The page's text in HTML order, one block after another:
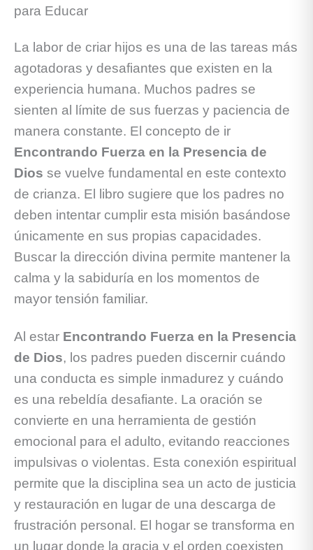
para Educar
La labor de criar hijos es una de las tareas más
agotadoras y desafiantes que existen en la
experiencia humana. Muchos padres se
sienten al límite de sus fuerzas y paciencia de
manera constante. El concepto de ir
Encontrando Fuerza en la Presencia de
Dios se vuelve fundamental en este contexto
de crianza. El libro sugiere que los padres no
deben intentar cumplir esta misión basándose
únicamente en sus propias capacidades.
Buscar la dirección divina permite mantener la
calma y la sabiduría en los momentos de
mayor tensión familiar.
Al estar Encontrando Fuerza en la Presencia
de Dios, los padres pueden discernir cuándo
una conducta es simple inmadurez y cuándo
es una rebeldía desafiante. La oración se
convierte en una herramienta de gestión
emocional para el adulto, evitando reacciones
impulsivas o violentas. Esta conexión espiritual
permite que la disciplina sea un acto de justicia
y restauración en lugar de una descarga de
frustración personal. El hogar se transforma en
un lugar donde la gracia y el orden coexisten